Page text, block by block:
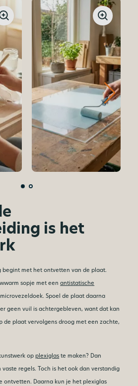
is het
begint met het ontvetten van de plaat.
sopje met eenantistatische
Spoel de plaat daarna
geen vuil is achtergebleven, want dat kan
de plaat vervolgens droog met een zachte,
op plexiglas te maken? Dan
regels. Toch is het ook dan verstandig
ontvetten. Daarna kun je het plexiglas